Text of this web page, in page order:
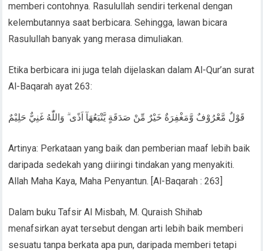
memberi contohnya. Rasulullah sendiri terkenal dengan
kelembutannya saat berbicara. Sehingga, lawan bicara
Rasulullah banyak yang merasa dimuliakan.
Etika berbicara ini juga telah dijelaskan dalam Al-Qur’an surat
Al-Baqarah ayat 263:
قَوْلٌ مَّعْرُوْفٌ وَّمَغْفِرَةٌ خَيْرٌ مِّنْ صَدَقَةٍ يَّتْبَعُهَآ اَذًى ۗ وَاللّٰهُ غَنِيٌّ حَلِيْمٌ
Artinya: Perkataan yang baik dan pemberian maaf lebih baik
daripada sedekah yang diiringi tindakan yang menyakiti.
Allah Maha Kaya, Maha Penyantun. [Al-Baqarah : 263]
Dalam buku Tafsir Al Misbah, M. Quraish Shihab
menafsirkan ayat tersebut dengan arti lebih baik memberi
sesuatu tanpa berkata apa pun, daripada memberi tetapi